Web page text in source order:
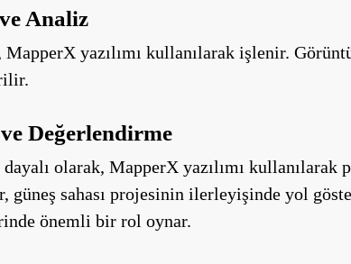
Analiz
yazılımı kullanılarak işlenir.
Değerlendirme
olarak, MapperX yazılımı
güneş sahası projesinin ilerleyişinde yol
önemli bir rol oynar.